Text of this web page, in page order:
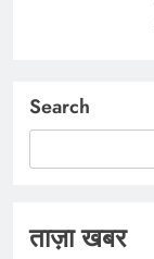
Search
ताज़ा खबर